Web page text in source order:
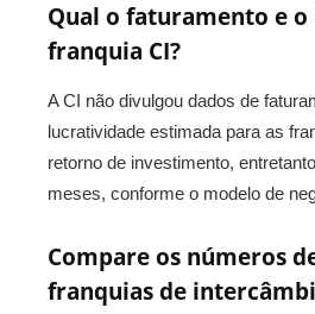
Qual o faturamento e
franquia CI?
A CI não divulgou dados de
lucratividade estimada para as
retorno de investimento,
meses, conforme o modelo de
Compare os números
franquias de